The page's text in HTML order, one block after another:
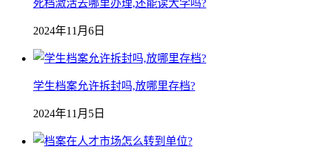
死档激活去哪里办理,还能读大学吗?
2024年11月6日
学生档案允许拆封吗,放哪里存档?
2024年11月5日